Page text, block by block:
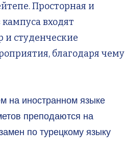
Просторная и
входят
и студенческие
благодаря чему
на иностранном языке
преподаются на
по турецкому языку